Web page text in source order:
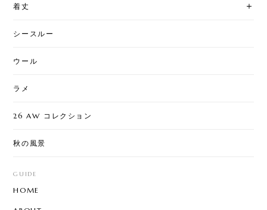
着丈
シースルー
ウール
ラメ
26 AW コレクション
秋の風景
GUIDE
HOME